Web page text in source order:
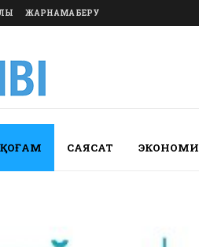
ЖАРНАМА БЕРУ
ҚОҒАМ САЯСАТ